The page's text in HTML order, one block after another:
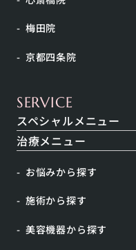
梅田院
京都四条院
SERVICE
スペシャルメニュー
治療メニュー
お悩みから探す
施術から探す
美容機器から探す
施術の説明
スマスアップは、「
電気刺激」２種類の刺
と筋肉の活性を同時に